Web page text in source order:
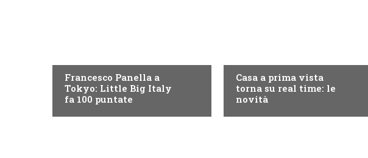
Francesco Panella a
Tokyo: Little Big Italy
fa 100 puntate
Casa a prima vista
torna su real time: le
novità